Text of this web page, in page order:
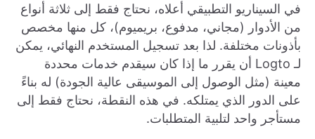
في السيناريو التطبيقي أعلاه، نحتاج فقط إلى ثلاثة أنواع
من الأدوار (مجاني، مدفوع، بريميوم)، كل منها مخصص
بأذونات مختلفة. لذا بعد تسجيل المستخدم النهائي، يمكن
لـ Logto أن يقرر ما إذا كان سيقدم خدمات محددة
معينة (مثل الوصول إلى الموسيقى عالية الجودة) له بناءً
على الدور الذي يمتلكه. في هذه النقطة، نحتاج فقط إلى
مستأجر واحد لتلبية المتطلبات.